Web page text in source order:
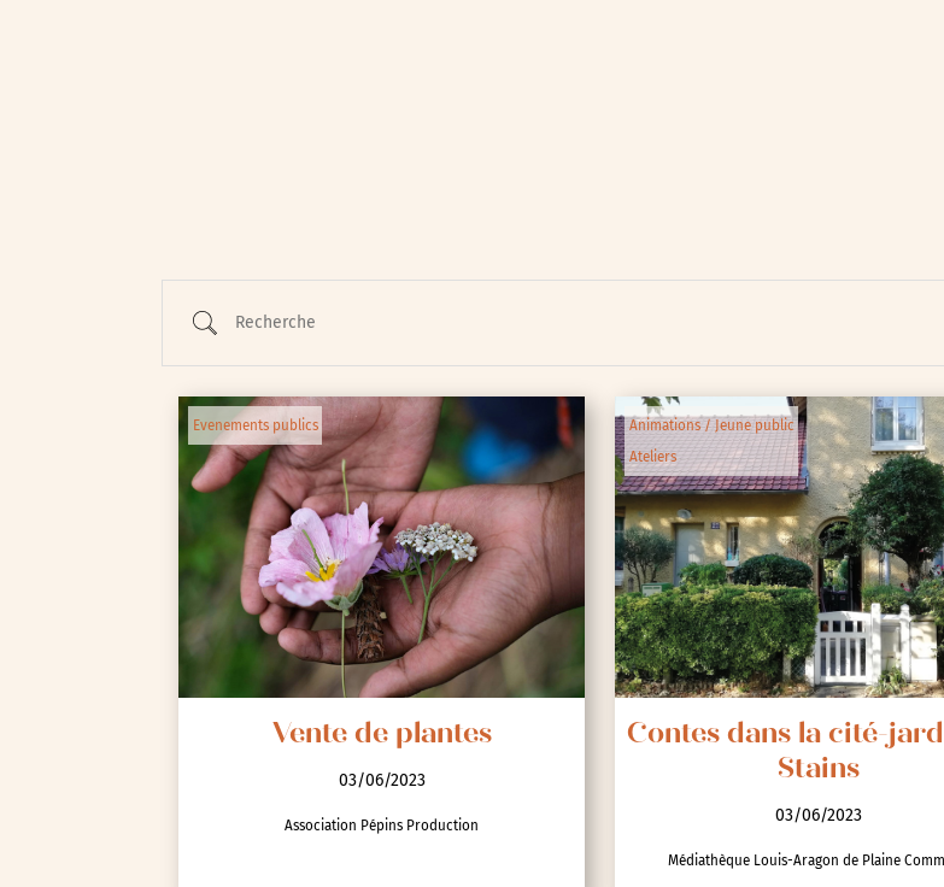
Cycle de rencontres
Expositions
Œuvre collective/participative
Parcours en autonomie
Parole aux habitants
Randonnées
Spectacle et performances
Visites
Voyage d'études
Evenements publics
Vente de plantes
03/06/2023
Association Pépins Production
Animations / Jeune public
Ateliers
Contes dans la cité-
Stains
03/06/2023
Médiathèque Louis-Aragon de Plaine